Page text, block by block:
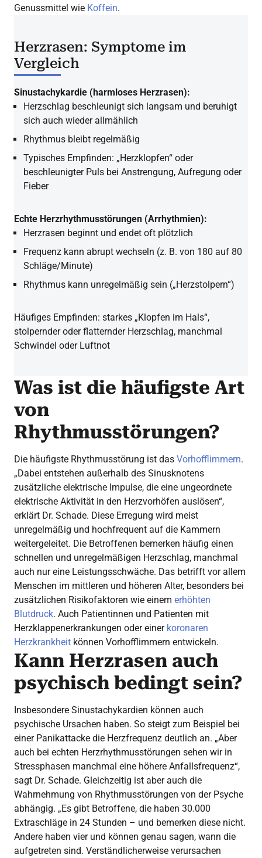
Genussmittel wie Koffein.
Herzrasen: Symptome im
Vergleich
Sinustachykardie (harmloses Herzrasen):
Herzschlag beschleunigt sich langsam und beruhigt
sich auch wieder allmählich
Rhythmus bleibt regelmäßig
Typisches Empfinden: „Herzklopfen“ oder
beschleunigter Puls bei Anstrengung, Aufregung oder
Fieber
Echte Herzrhythmusstörungen (Arrhythmien):
Herzrasen beginnt und endet oft plötzlich
Frequenz kann abrupt wechseln (z. B. von 180 auf 80
Schläge/Minute)
Rhythmus kann unregelmäßig sein („Herzstolpern“)
Häufiges Empfinden: starkes „Klopfen im Hals“,
stolpernder oder flatternder Herzschlag, manchmal
Schwindel oder Luftnot
Was ist die häufigste Art
von
Rhythmusstörungen?
Die häufigste Rhythmusstörung ist das Vorhofflimmern.
„Dabei entstehen außerhalb des Sinusknotens
zusätzliche elektrische Impulse, die eine ungeordnete
elektrische Aktivität in den Herzvorhöfen auslösen“,
erklärt Dr. Schade. Diese Erregung wird meist
unregelmäßig und hochfrequent auf die Kammern
weitergeleitet. Die Betroffenen bemerken häufig einen
schnellen und unregelmäßigen Herzschlag, manchmal
auch nur eine Leistungsschwäche. Das betrifft vor allem
Menschen im mittleren und höheren Alter, besonders bei
zusätzlichen Risikofaktoren wie einem erhöhten
Blutdruck. Auch Patientinnen und Patienten mit
Herzklappenerkrankungen oder einer koronaren
Herzkrankheit können Vorhofflimmern entwickeln.
Kann Herzrasen auch
psychisch bedingt sein?
Insbesondere Sinustachykardien können auch
psychische Ursachen haben. So steigt zum Beispiel bei
einer Panikattacke die Herzfrequenz deutlich an. „Aber
auch bei echten Herzrhythmusstörungen sehen wir in
Stressphasen manchmal eine höhere Anfallsfrequenz“,
sagt Dr. Schade. Gleichzeitig ist aber auch die
Wahrnehmung von Rhythmusstörungen von der Psyche
abhängig. „Es gibt Betroffene, die haben 30.000
Extraschläge in 24 Stunden – und bemerken diese nicht.
Andere haben vier und können genau sagen, wann die
aufgetreten sind. Verständlicherweise verursachen